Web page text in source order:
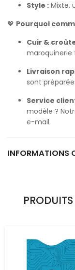
Style : Mixte,
💖 Pourquoi
Cuir &
maroquinerie
Livraison
sont
Service
modèle ?
e-mail.
INFORMATIONS